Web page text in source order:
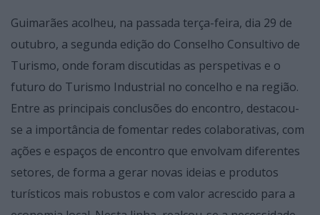
Guimarães acolheu, na passada terça-feira, dia 29 de
outubro, a segunda edição do Conselho Consultivo de
Turismo, onde foram discutidas as perspetivas e o
futuro do Turismo Industrial no concelho e na região.
Entre as principais conclusões do encontro, destacou-
se a importância de fomentar redes colaborativas, com
ações e espaços de encontro que envolvam diferentes
setores, de forma a gerar novas ideias e produtos
turísticos mais robustos e com valor acrescido para a